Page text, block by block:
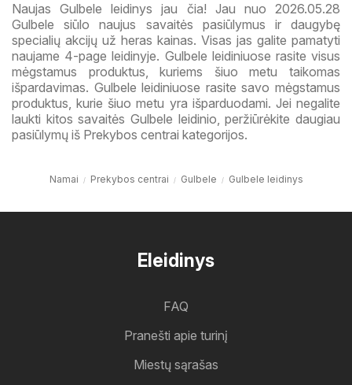
Naujas Gulbele leidinys jau čia! Jau nuo 2026.05.28
Gulbele siūlo naujus savaitės pasiūlymus ir daugybę
specialių akcijų už heras kainas. Visas jas galite pamatyti
naujame 4-page leidinyje. Gulbele leidiniuose rasite visus
mėgstamus produktus, kuriems šiuo metu taikomas
išpardavimas. Gulbele leidiniuose rasite savo mėgstamus
produktus, kurie šiuo metu yra išparduodami. Jei negalite
laukti kitos savaitės Gulbele leidinio, peržiūrėkite daugiau
pasiūlymų iš Prekybos centrai kategorijos.
Namai Prekybos centrai Gulbele Gulbele leidinys
Eleidinys
FAQ
Pranešti apie turinį
Miestų sąrašas